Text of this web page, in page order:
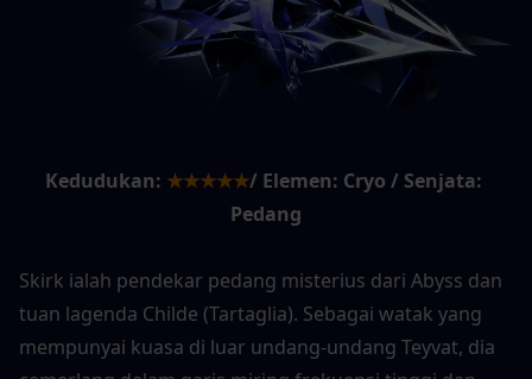
Kedudukan: ★★★★★/ Elemen: Cryo / Senjata:
Pedang
Skirk ialah pendekar pedang misterius dari Abyss dan
tuan lagenda Childe (Tartaglia). Sebagai watak yang
mempunyai kuasa di luar undang-undang Teyvat, dia